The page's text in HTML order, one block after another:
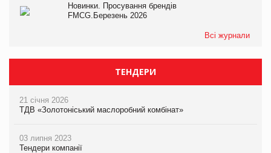
Новинки. Просування брендів
FMCG.Березень 2026
Всі журнали
ТЕНДЕРИ
21 січня 2026
ТДВ «Золотоніський маслоробний комбінат»
03 липня 2023
Тендери компанії